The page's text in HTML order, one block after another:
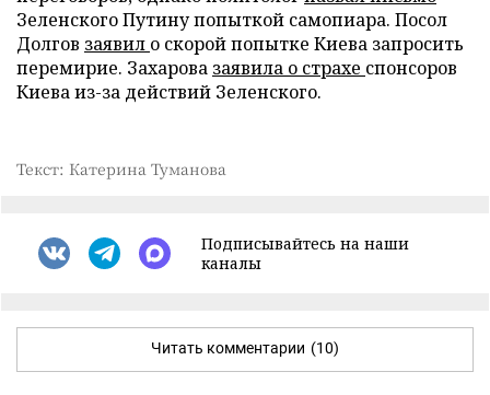
Зеленского Путину попыткой самопиара. Посол
Долгов заявил о скорой попытке Киева запросить
перемирие. Захарова заявила о страхе спонсоров
Киева из-за действий Зеленского.
Текст: Катерина Туманова
Подписывайтесь на наши
каналы
Читать комментарии (10)